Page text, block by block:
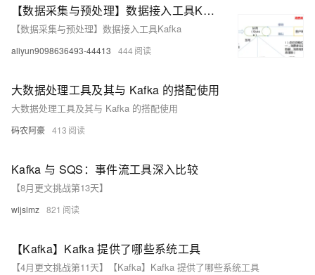
【数据采集与预处理】数据接入工具Kafka
【数据采集与预处理】数据接入工具Kafka
aliyun9098636493-44413 444
大数据处理工具及其与 Kafka 的搭配使用
大数据处理工具及其与 Kafka 的搭配使用
码农阿豪 413
Kafka 与 SQS：事件流工具深入比较
【8月更文挑战第13天】
wljslmz 821
【Kafka】Kafka 提供了哪些系统工具
【4月更文挑战第11天】【Kafka】Kafka 提供了哪些系统工具